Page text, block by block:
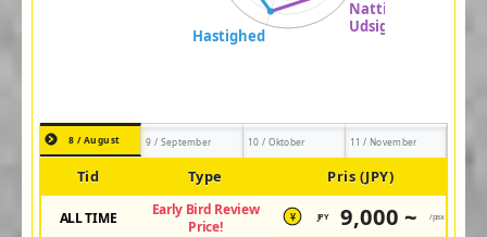
8 / August 9 / September 10 / Oktober 11 / November
Tid Type Pris (JPY)
ALL TIME
Early Bird Review
Price!
¥ JPY 9,000 ~ /pax